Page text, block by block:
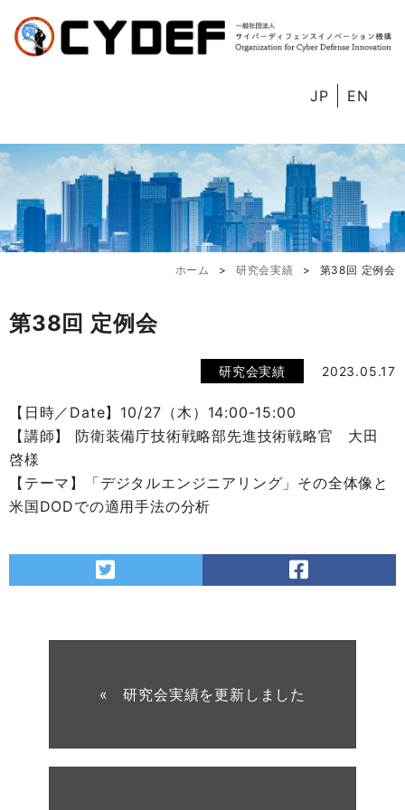
EN
JP
ホーム 研究会実績 第38回 定例会
第38回 定例会
研究会実績 2023.05.17
【日時／Date】10/27（木）14:00-15:00
【講師】 防衛装備庁技術戦略部先進技術戦略官 大田
啓様
【テーマ】「デジタルエンジニアリング」その全体像と
米国DODでの適用手法の分析
« 研究会実績を更新しました